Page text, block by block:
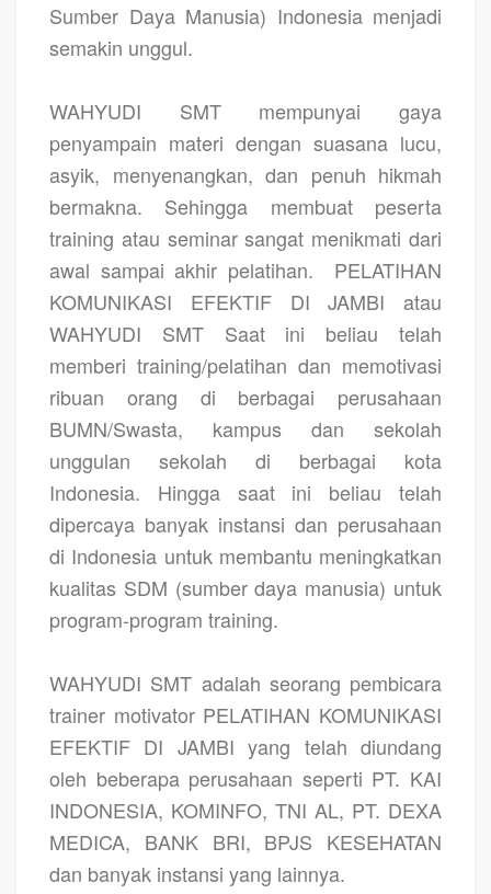
Sumber Daya Manusia) Indonesia menjadi
semakin unggul.
WAHYUDI SMT mempunyai gaya
penyampain materi dengan suasana lucu,
asyik, menyenangkan, dan penuh hikmah
bermakna. Sehingga membuat peserta
training atau seminar sangat menikmati dari
awal sampai akhir pelatihan.
PELATIHAN
KOMUNIKASI EFEKTIF DI JAMBI atau
WAHYUDI SMT Saat ini beliau telah
memberi training/pelatihan dan memotivasi
ribuan orang di berbagai perusahaan
BUMN/Swasta, kampus dan sekolah
unggulan sekolah di berbagai kota
Indonesia. Hingga saat ini beliau telah
dipercaya banyak instansi dan perusahaan
di Indonesia untuk membantu meningkatkan
kualitas SDM (sumber daya manusia) untuk
program-program training.
WAHYUDI SMT adalah seorang pembicara
trainer motivator PELATIHAN KOMUNIKASI
EFEKTIF DI JAMBI yang telah diundang
oleh beberapa perusahaan seperti PT. KAI
INDONESIA, KOMINFO, TNI AL, PT. DEXA
MEDICA, BANK BRI, BPJS KESEHATAN
dan banyak instansi yang lainnya.